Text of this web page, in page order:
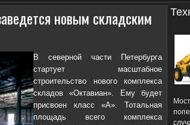
новым складским
В северной части Петербурга
стартует масштабное
строительство нового комплекса
складов «Октавиан». Ему будет
присвоен класс «А». Тотальная
площадь всего комплекса